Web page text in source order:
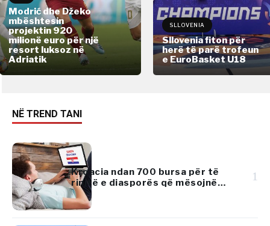
Modrić dhe Džeko
mbështesin
projektin 920
milionë euro për një
resort luksoz në
Adriatik
SLLOVENIA
Sllovenia fiton për
herë të parë trofeun
e EuroBasket U18
NË TREND TANI
Kroacia ndan 700 bursa për të
rinjtë e diasporës që mësojnë
gjuhën kroate
1